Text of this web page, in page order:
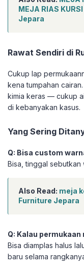
MEJA RIAS
Jepara
Rawat Sendiri di
Cukup lap
kena tumpahan
kimia keras — cukup
di kebanyakan kasus.
Yang Sering
Q: Bisa custom
Bisa, tinggal sebutkan
Also Read: meja
Furniture Jepara
Q: Kalau
Bisa diamplas halus
baru selama